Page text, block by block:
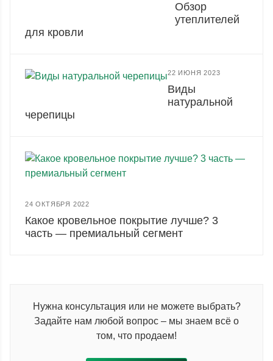
Обзор
утеплителей
для кровли
22 ИЮНЯ 2023
Виды
натуральной
черепицы
24 ОКТЯБРЯ 2022
Какое кровельное покрытие лучше? 3
часть — премиальный сегмент
Нужна консультация или не можете выбрать?
Задайте нам любой вопрос – мы знаем всё о
том, что продаем!